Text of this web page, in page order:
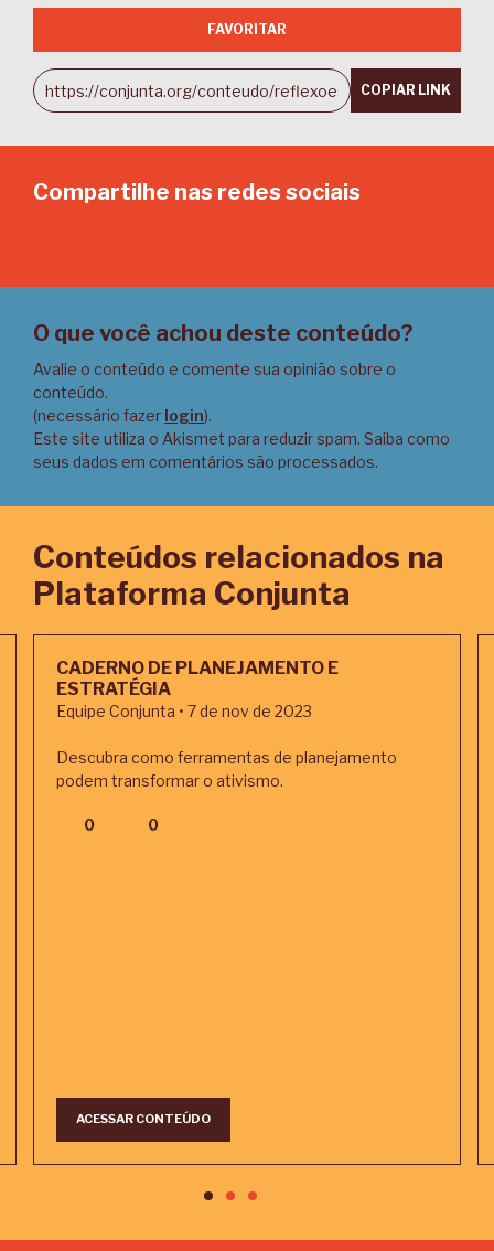
FAVORITAR
COPIAR LINK
Compartilhe nas redes sociais
O que você achou deste conteúdo?
Avalie o conteúdo e comente sua opinião sobre o
conteúdo.
(necessário fazer login).
Este site utiliza o Akismet para reduzir spam. Saiba como
seus dados em comentários são processados.
Conteúdos relacionados na
Plataforma Conjunta
CADERNO DE PLANEJAMENTO E
ESTRATÉGIA
Equipe Conjunta • 7 de nov de 2023
Descubra como ferramentas de planejamento
podem transformar o ativismo.
0 0
ACESSAR CONTEÚDO